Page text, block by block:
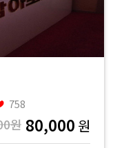
758
원 80,000 원